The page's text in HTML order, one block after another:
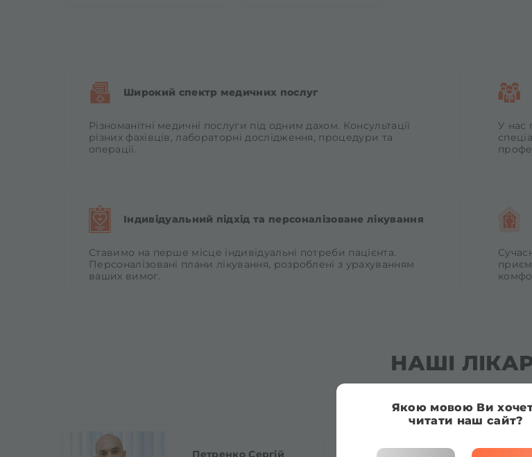
Широкий спектр медичних послуг
Різноманітні медичні послуги під одним дахом. Консультації
різних фахівців, лабораторні дослідження, процедури та
операції.
У нас
Індивідуальний підхід та персоналізоване лікування
Ставимо на перше місце індивідуальні потреби пацієнта.
Персоналізовані плани лікування, розроблені з урахуванням
ваших вимог.
НАШІ
Мулик
Якою мовою Ви
читати наш сайт?